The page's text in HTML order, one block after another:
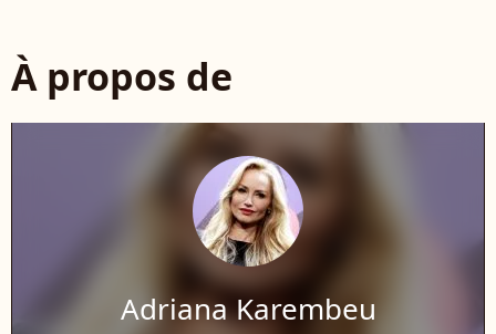
À propos de
Adriana Karembeu